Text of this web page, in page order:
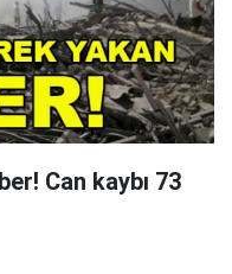
Can kaybı 73